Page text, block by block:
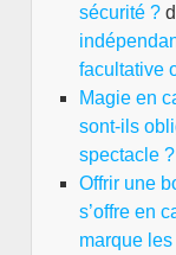
sécurité ?
facultative
Magie en
sont-ils
spectacle ?
Offrir une
s’offre en
marque